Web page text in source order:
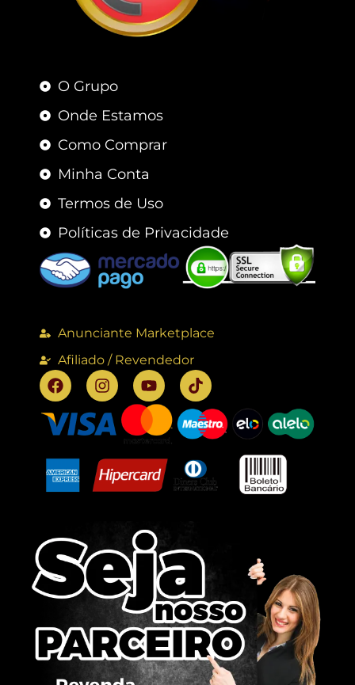
O Grupo
Onde Estamos
Como Comprar
Minha Conta
Termos de Uso
Políticas de Privacidade
Anunciante Marketplace
Afiliado / Revendedor